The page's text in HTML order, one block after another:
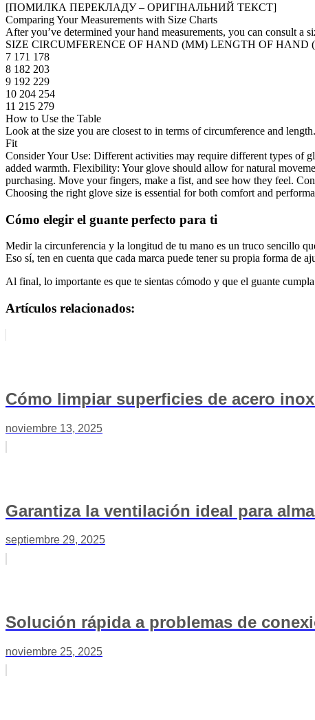
[ПОМИЛКА ПЕРЕКЛАДУ – ОРИГІНАЛЬНИЙ ТЕКСТ]
Comparing Your Measurements with Size Charts
After you’ve determined your hand measurements, you can consult
SIZE CIRCUMFERENCE OF HAND (MM) LENGTH OF HAND
7 171 178
8 182 203
9 192 229
10 204 254
11 215 279
How to Use the Table
Look at the size you are closest to in terms of circumference and
Fit
Consider Your Use: Different activities may require different types of
added warmth. Flexibility: Your glove should allow for natural
purchasing. Move your fingers, make a fist, and see how they feel.
Choosing the right glove size is essential for both comfort and
Cómo elegir el guante perfecto para ti
Medir la circunferencia y la longitud de tu mano es un truco sencillo
Eso sí, ten en cuenta que cada marca puede tener su propia forma de
Al final, lo importante es que te sientas cómodo y que el guante
Artículos relacionados:
Cómo limpiar superficies de acero
noviembre 13, 2025
Garantiza la ventilación ideal para
septiembre 29, 2025
Solución rápida a problemas de
noviembre 25, 2025